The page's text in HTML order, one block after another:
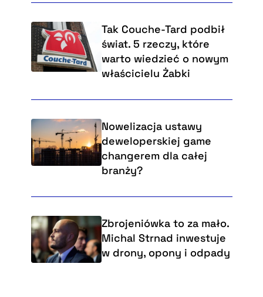
Tak Couche-Tard podbił
świat. 5 rzeczy, które
warto wiedzieć o nowym
właścicielu Żabki
Nowelizacja ustawy
deweloperskiej game
changerem dla całej
branży?
Zbrojeniówka to za mało.
Michal Strnad inwestuje
w drony, opony i odpady